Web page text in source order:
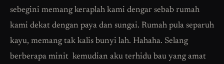
sebegini memang keraplah kami dengar sebab rumah
kami dekat dengan paya dan sungai. Rumah pula separuh
kayu, memang tak kalis bunyi lah. Hahaha. Selang
berberapa minit kemudian aku terhidu bau yang amat